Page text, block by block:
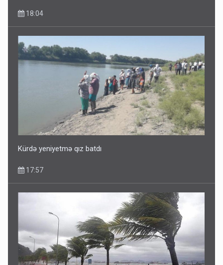
Dünyanı idarə edənlər insanlığın başını bu şou ilə qatır
14:22
18:04
Kürdə yeniyetmə qız batdı
17:57